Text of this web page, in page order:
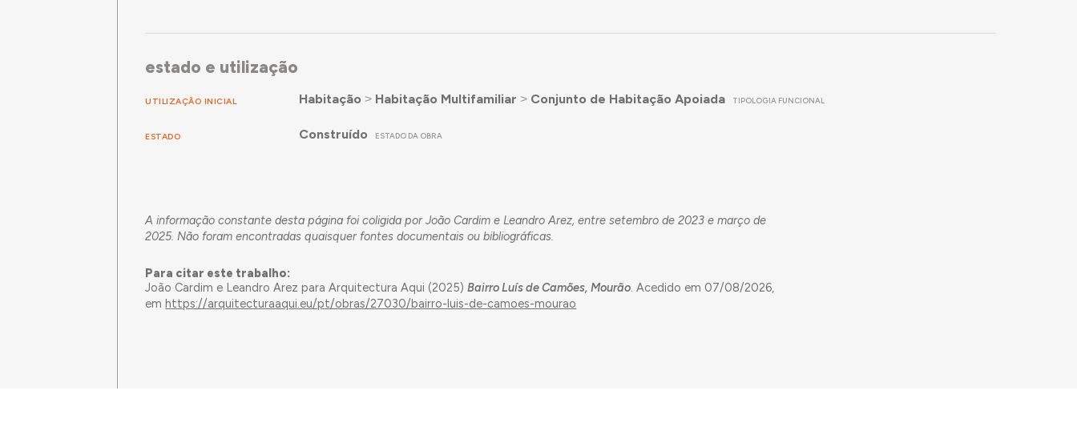
estado e utilização
UTILIZAÇÃO INICIAL Habitação ˃ Habitação Multifamiliar ˃ Conjunto de Habitação Apoiada TIPOLOGIA FUNCIONAL
ESTADO Construído ESTADO DA OBRA
A informação constante desta página foi coligida por João Cardim e Leandro Arez, entre setembro de 2023 e março de
2025. Não foram encontradas quaisquer fontes documentais ou bibliográficas.
Para citar este trabalho:
João Cardim e Leandro Arez para Arquitectura Aqui (2025)Bairro Luís de Camões, Mourão. Acedido em 07/08/2026,
emhttps://arquitecturaaqui.eu/pt/obras/27030/bairro-luis-de-camoes-mourao